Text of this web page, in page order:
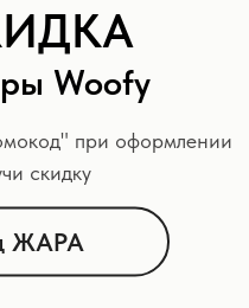
Woofy
при оформлении
скидку
ЖАРА
Geksa коричневый
10 / 13 / 20 / 25 мм